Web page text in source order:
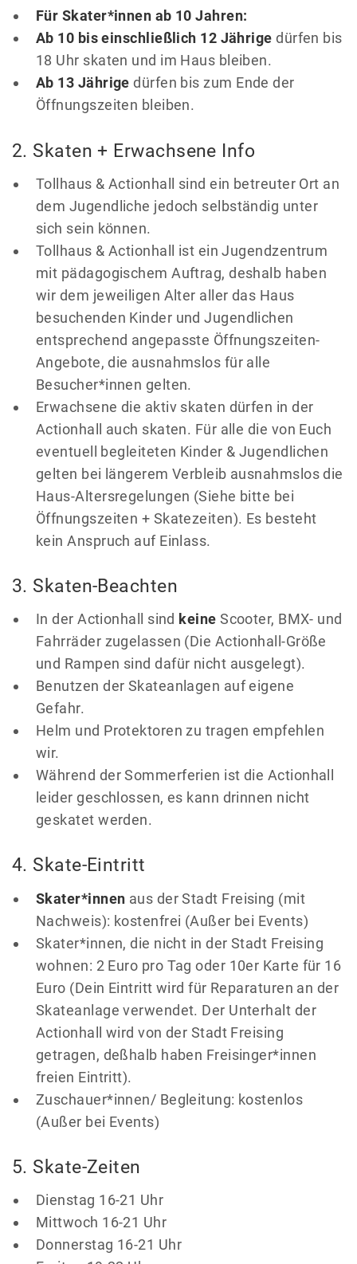
Für Skater*innen ab 10 Jahren:
Ab 10 bis einschließlich 12 Jährige dürfen bis
18 Uhr skaten und im Haus bleiben.
Ab 13 Jährige dürfen bis zum Ende der
Öffnungszeiten bleiben.
2. Skaten + Erwachsene Info
Tollhaus & Actionhall sind ein betreuter Ort an
dem Jugendliche jedoch selbständig unter
sich sein können.
Tollhaus & Actionhall ist ein Jugendzentrum
mit pädagogischem Auftrag, deshalb haben
wir dem jeweiligen Alter aller das Haus
besuchenden Kinder und Jugendlichen
entsprechend angepasste Öffnungszeiten-
Angebote, die ausnahmslos für alle
Besucher*innen gelten.
Erwachsene die aktiv skaten dürfen in der
Actionhall auch skaten. Für alle die von Euch
eventuell begleiteten Kinder & Jugendlichen
gelten bei längerem Verbleib ausnahmslos die
Haus-Altersregelungen (Siehe bitte bei
Öffnungszeiten + Skatezeiten). Es besteht
kein Anspruch auf Einlass.
3. Skaten-Beachten
In der Actionhall sind keineScooter, BMX- und
Fahrräder zugelassen (Die Actionhall-Größe
und Rampen sind dafür nicht ausgelegt).
Benutzen der Skateanlagen auf eigene
Gefahr.
Helm und Protektoren zu tragen empfehlen
wir.
Während der Sommerferien ist die Actionhall
leider geschlossen, es kann drinnen nicht
geskatet werden.
4. Skate-Eintritt
Skater*innen aus der Stadt Freising (mit
Nachweis): kostenfrei (Außer bei Events)
Skater*innen, die nicht in der Stadt Freising
wohnen: 2 Euro pro Tag oder 10er Karte für 16
Euro (Dein Eintritt wird für Reparaturen an der
Skateanlage verwendet. Der Unterhalt der
Actionhall wird von der Stadt Freising
getragen, deßhalb haben Freisinger*innen
freien Eintritt).
Zuschauer*innen/ Begleitung: kostenlos
(Außer bei Events)
5. Skate-Zeiten
Dienstag 16-21 Uhr
Mittwoch 16-21 Uhr
Donnerstag 16-21 Uhr